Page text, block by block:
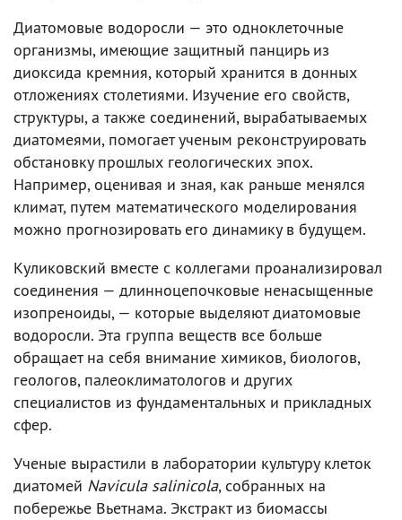
Диатомовые водоросли — это одноклеточные
организмы, имеющие защитный панцирь из
диоксида кремния, который хранится в донных
отложениях столетиями. Изучение его свойств,
структуры, а также соединений, вырабатываемых
диатомеями, помогает ученым реконструировать
обстановку прошлых геологических эпох.
Например, оценивая и зная, как раньше менялся
климат, путем математического моделирования
можно прогнозировать его динамику в будущем.
Куликовский вместе с коллегами проанализировал
соединения — длинноцепочковые ненасыщенные
изопреноиды, — которые выделяют диатомовые
водоросли. Эта группа веществ все больше
обращает на себя внимание химиков, биологов,
геологов, палеоклиматологов и других
специалистов из фундаментальных и прикладных
сфер.
Ученые вырастили в лаборатории культуру клеток
диатомей Navicula salinicola, собранных на
побережье Вьетнама. Экстракт из биомассы